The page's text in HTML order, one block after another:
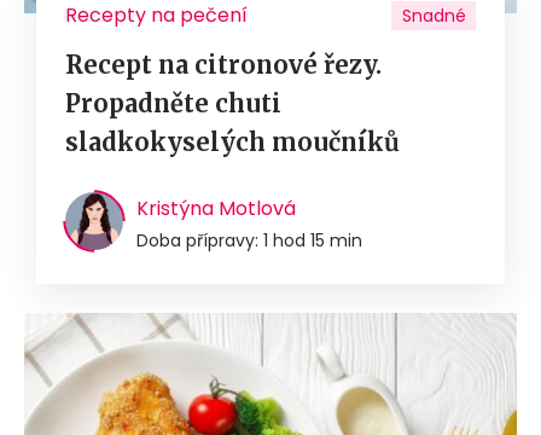
Recepty na pečení Snadné
Recept na citronové řezy.
Propadněte chuti
sladkokyselých moučníků
Kristýna Motlová
Doba přípravy: 1 hod 15 min